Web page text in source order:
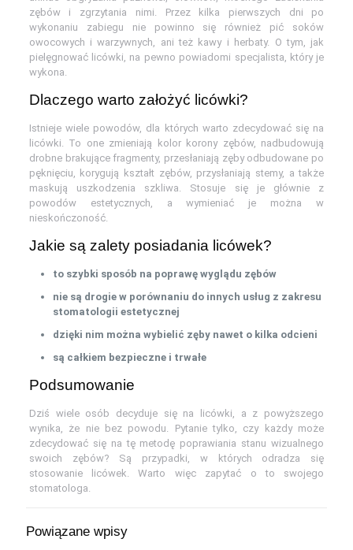
zębów i zgrzytania nimi. Przez kilka pierwszych dni po
wykonaniu zabiegu nie powinno się również pić soków
owocowych i warzywnych, ani też kawy i herbaty. O tym, jak
pielęgnować licówki, na pewno powiadomi specjalista, który je
wykona.
Dlaczego warto założyć licówki?
Istnieje wiele powodów, dla których warto zdecydować się na
licówki. To one zmieniają kolor korony zębów, nadbudowują
drobne brakujące fragmenty, przesłaniają zęby odbudowane po
pęknięciu, korygują kształt zębów, przysłaniają stemy, a także
maskują uszkodzenia szkliwa. Stosuje się je głównie z
powodów estetycznych, a wymieniać je można w
nieskończoność.
Jakie są zalety posiadania licówek?
to szybki sposób na poprawę wyglądu zębów
nie są drogie w porównaniu do innych usług z zakresu
stomatologii estetycznej
dzięki nim można wybielić zęby nawet o kilka odcieni
są całkiem bezpieczne i trwałe
Podsumowanie
Dziś wiele osób decyduje się na licówki, a z powyższego
wynika, że nie bez powodu. Pytanie tylko, czy każdy może
zdecydować się na tę metodę poprawiania stanu wizualnego
swoich zębów? Są przypadki, w których odradza się
stosowanie licówek. Warto więc zapytać o to swojego
stomatologa.
Powiązane wpisy